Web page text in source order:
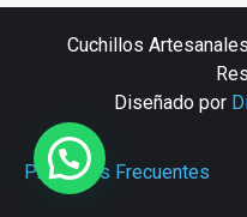
Cuchillos
Diseñado por
Preguntas Frecuentes